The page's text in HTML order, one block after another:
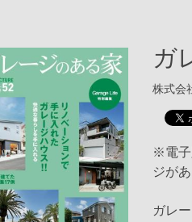
ガ
株式会
※電子
ジが
ガレ